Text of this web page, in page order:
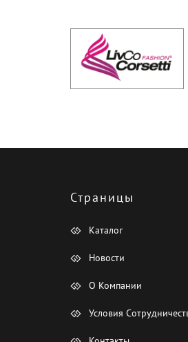
Страницы
Каталог
Новости
О Компании
Условия